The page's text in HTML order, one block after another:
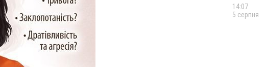
14:07
5 серпня